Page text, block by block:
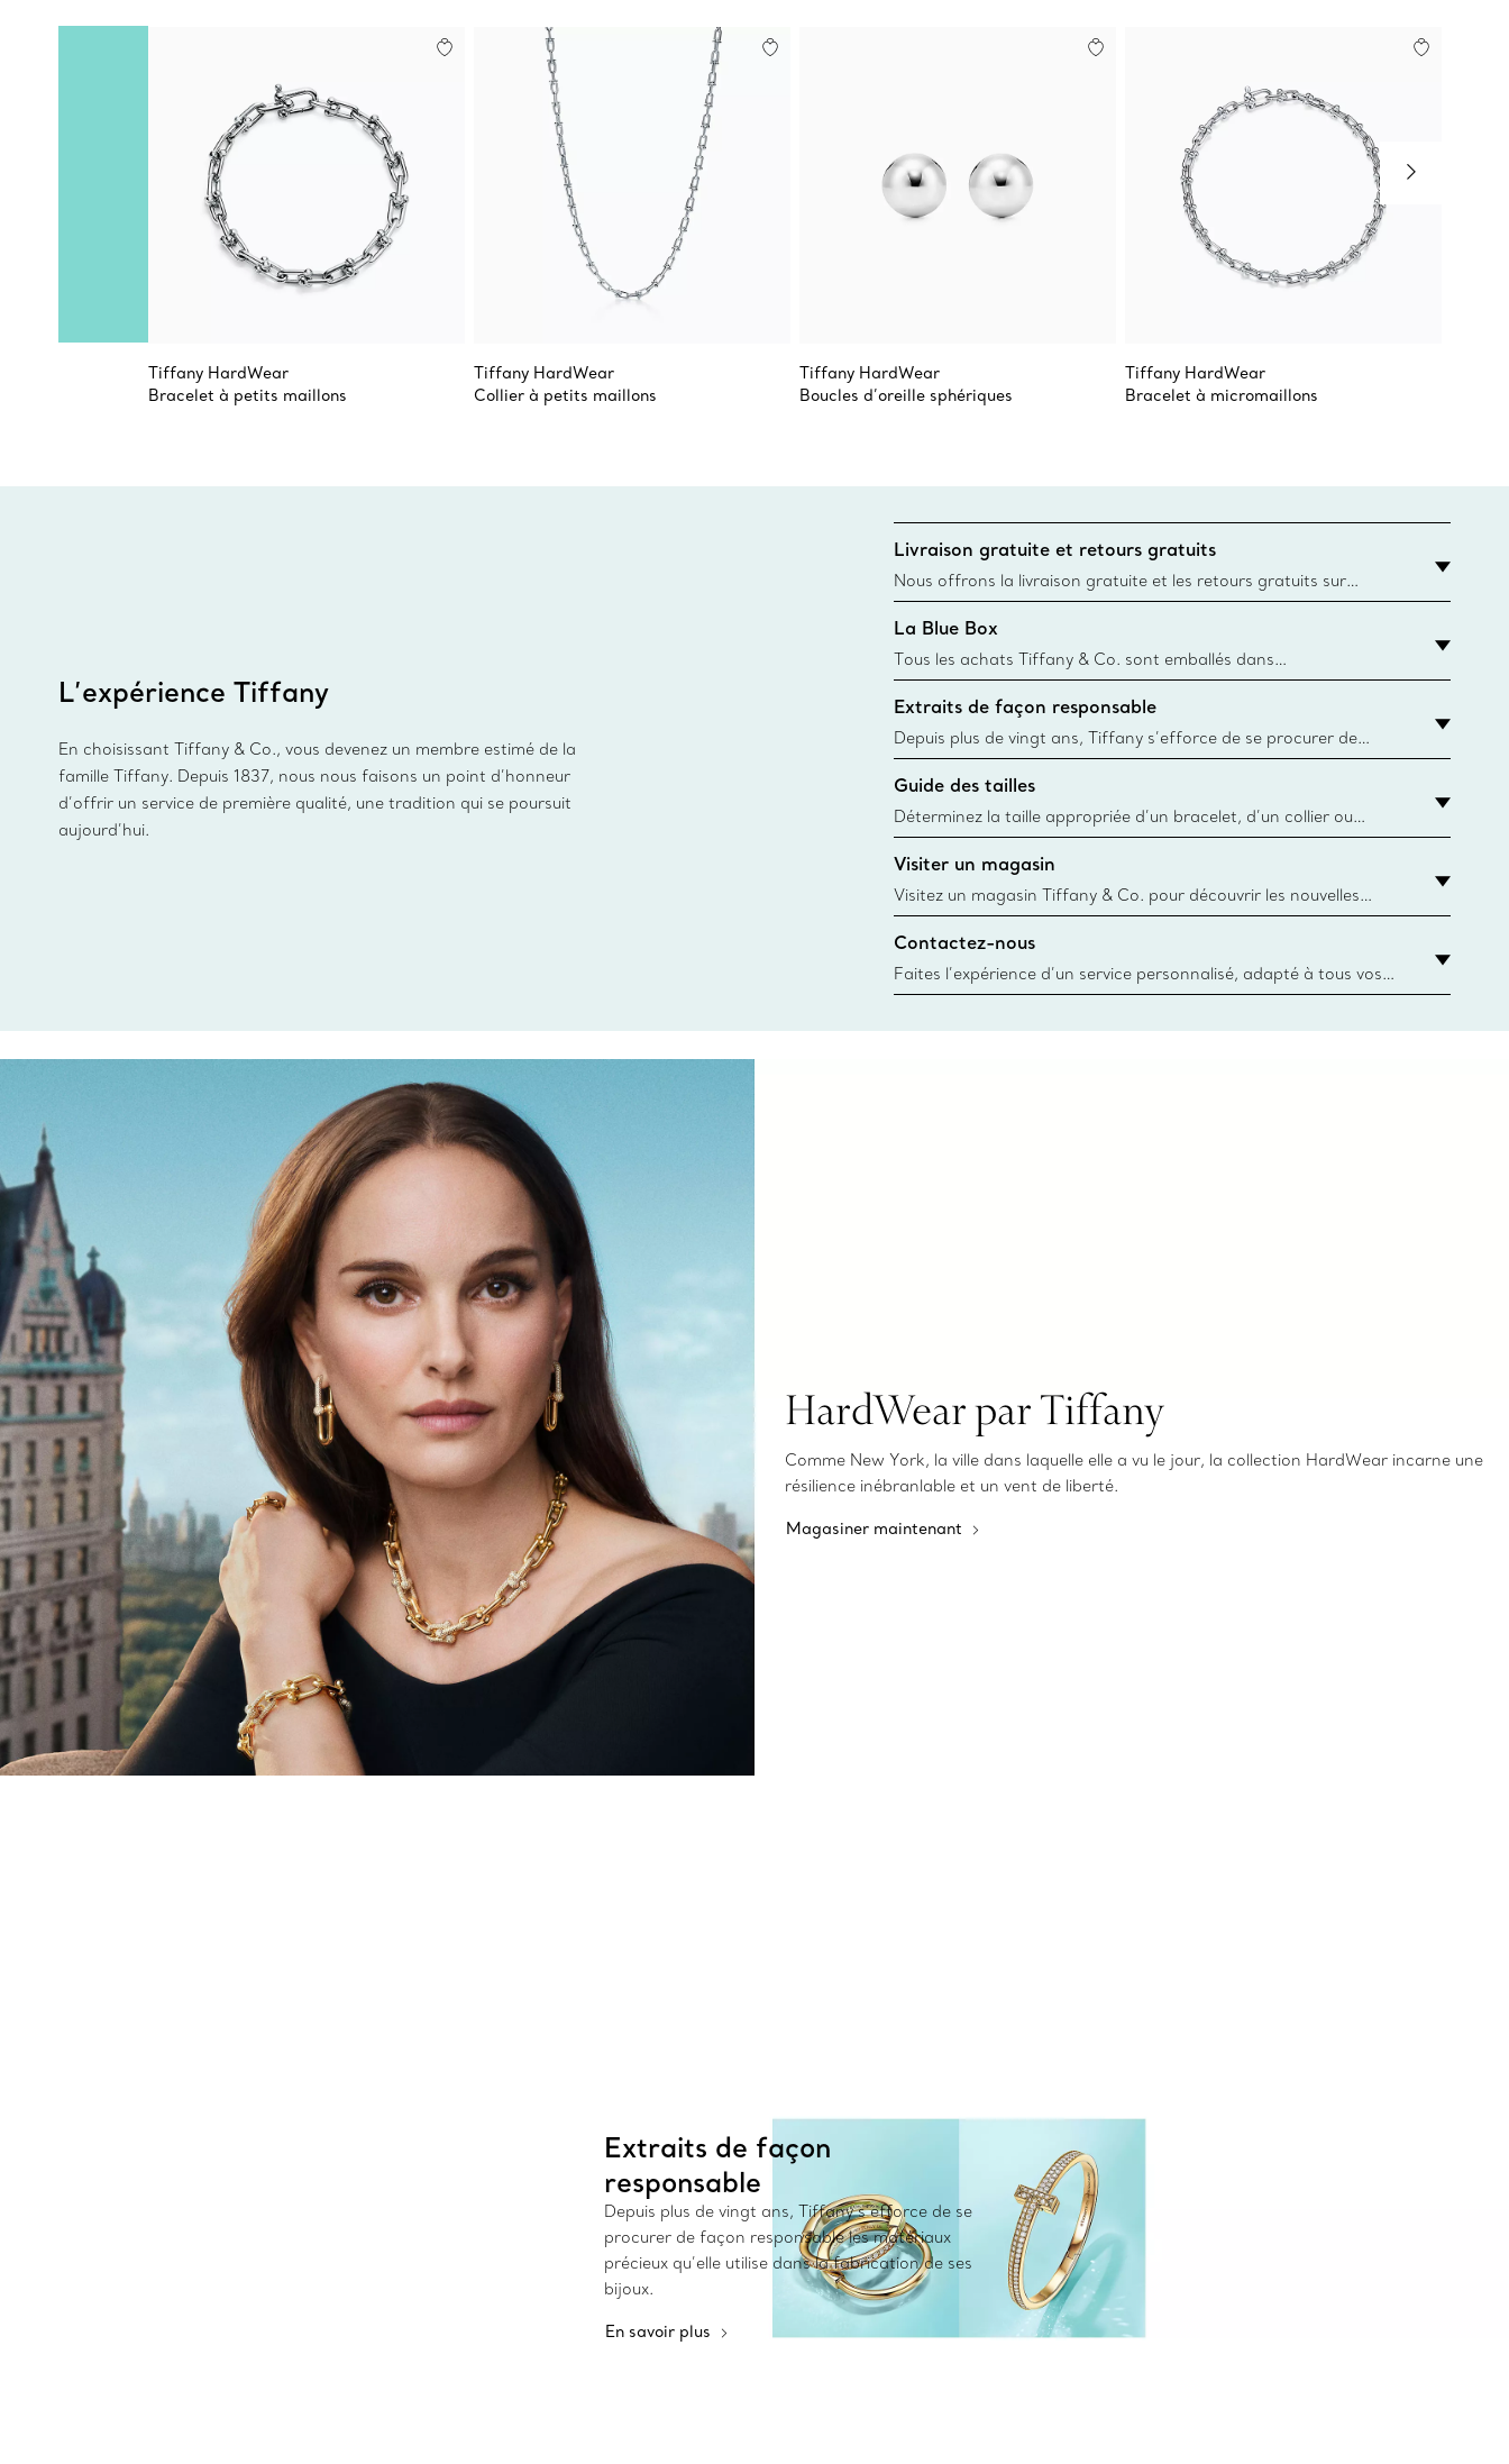
Tiffany HardWear
Bracelet à petits maillons
Tiffany HardWear
Collier à petits maillons
Tiffany HardWear
Boucles d’oreille sphériques
Tiffany HardWear
Bracelet à micromaillons
L’expérience Tiffany
En choisissant Tiffany & Co., vous devenez un membre estimé de la
famille Tiffany. Depuis 1837, nous nous faisons un point d’honneur
d’offrir un service de première qualité, une tradition qui se poursuit
aujourd’hui.
Livraison gratuite et retours gratuits
Nous offrons la livraison gratuite et les retours gratuits sur
toutes les commandes Tiffany & Co. passées sur le site Web
canadien et dont la destination est l’adresse d’un particulier.
La Blue Box
Tous les achats Tiffany & Co. sont emballés dans
une Tiffany Blue Box. Bien que l'histoire de cet emballage célèbre
remonte à 1886, toutes les Blue Box et sacs sont aujourd'hui
fabriqués à partir de papier provenant de sources durables et de
matières
Extraits de façon responsable
Depuis plus de vingt ans, Tiffany s’efforce de se procurer de
façon responsable les matériaux précieux utilisés dans la
fabrication de ses bijoux. En apprendre davantage
Guide des tailles
Déterminez la taille appropriée d’un bracelet, d’un collier ou
d’une bague grâce au guide des tailles de Tiffany & Co.
Visiter un magasin
Visitez un magasin Tiffany & Co. pour découvrir les nouvelles
créations, les collections emblématiques et bien plus encore.
Trouver le magasin le plus près
Contactez-nous
Faites l’expérience d’un service personnalisé, adapté à tous vos
besoins par les conseillers à la clientèle Tiffany & Co. Que ce soit
HardWear par Tiffany
Comme New York, la ville dans laquelle elle a vu le jour, la collection HardWear incarne une
résilience inébranlable et un vent de liberté.
Magasiner maintenant
Extraits de façon
responsable
Depuis plus de vingt ans, Tiffany s’efforce de se
procurer de façon responsable les matériaux
précieux qu’elle utilise dans la fabrication de ses
bijoux.
En savoir plus